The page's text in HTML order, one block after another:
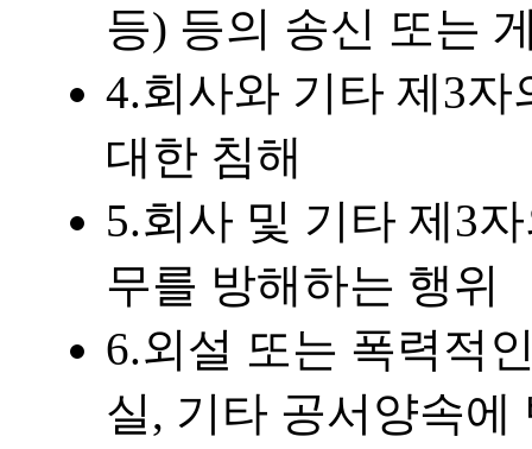
등) 등의 송신 또는
4.회사와 기타 제3
대한 침해
5.회사 및 기타 제3
무를 방해하는 행위
6.외설 또는 폭력적
실, 기타 공서양속